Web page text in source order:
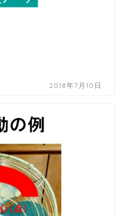
2018年7月10日